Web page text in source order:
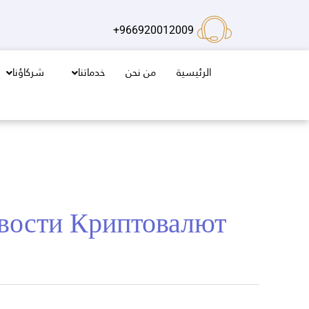
966920012009+
الرئيسية من نحن خدماتنا شركاؤنا
Криптовалют